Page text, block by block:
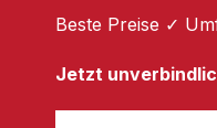
Beste Preise ✓
Jetzt